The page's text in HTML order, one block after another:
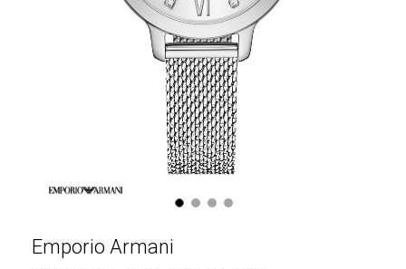
1 2 3 4
Emporio Armani